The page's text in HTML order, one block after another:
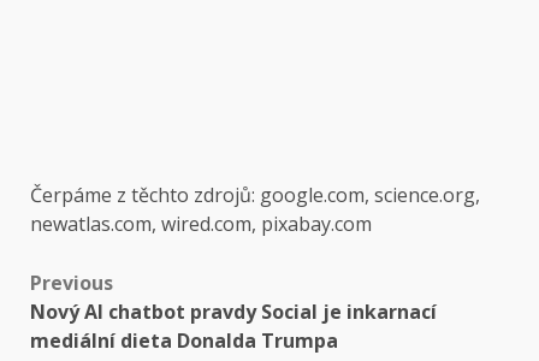
Čerpáme z těchto zdrojů: google.com, science.org,
newatlas.com, wired.com, pixabay.com
Post
navigation
Previous
Nový AI chatbot pravdy Social je inkarnací
mediální dieta Donalda Trumpa